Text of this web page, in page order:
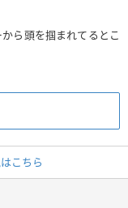
ら頭を掴まれてるとこ
こちら